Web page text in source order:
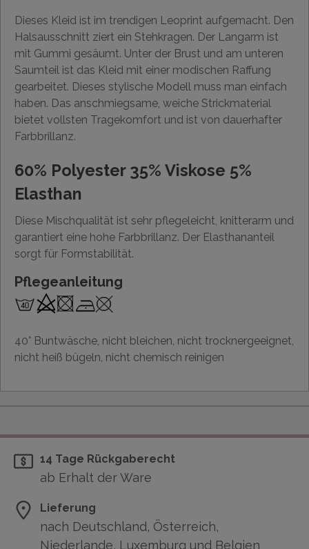
Dieses Kleid ist im trendigen Leoprint aufgemacht. Den
Halsausschnitt ziert ein Stehkragen. Der Langarm ist
mit Gummi gesäumt. Unter der Brust und am unteren
Saumteil ist das Kleid mit einer modischen Raffung
gearbeitet. Dieses stylische Modell muss man einfach
haben. Das anschmiegsame, weiche Strickmaterial
bietet vollsten Tragekomfort und ist von dauerhafter
Farbbrillanz.
60% Polyester 35% Viskose 5%
Elasthan
Diese Mischqualität ist sehr pflegeleicht, knitterarm und
garantiert eine hohe Farbbrillanz. Der Elasthananteil
sorgt für Formstabilität.
Pflegeanleitung
40° Buntwäsche, nicht bleichen, nicht trocknergeeignet,
nicht heiß bügeln, nicht chemisch reinigen
14 Tage Rückgaberecht
ab Erhalt der Ware
Lieferung
nach Deutschland, Österreich,
Niederlande, Luxemburg und Belgien